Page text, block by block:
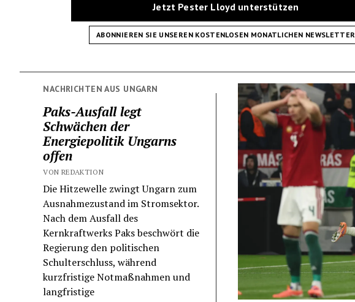
Jetzt Pester Lloyd unterstützen
ABONNIEREN SIE UNSEREN KOSTENLOSEN MONATLICHEN NEWSLETTER
NACHRICHTEN AUS UNGARN
Paks-Ausfall legt
Schwächen der
Energiepolitik Ungarns
offen
VON REDAKTION
Die Hitzewelle zwingt Ungarn zum
Ausnahmezustand im Stromsektor.
Nach dem Ausfall des
Kernkraftwerks Paks beschwört die
Regierung den politischen
Schulterschluss, während
kurzfristige Notmaßnahmen und
langfristige